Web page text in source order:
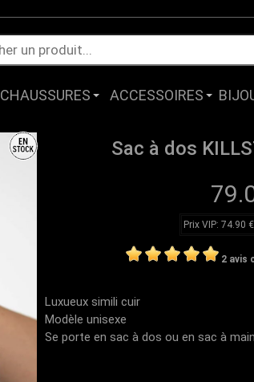
CHAUSSURES ACCESSOIRES
Sac à dos
Prix VIP: 74.90 €
2 avis
Luxueux simili cuir
Modèle unisexe
Se porte en sac à dos ou en sac à main